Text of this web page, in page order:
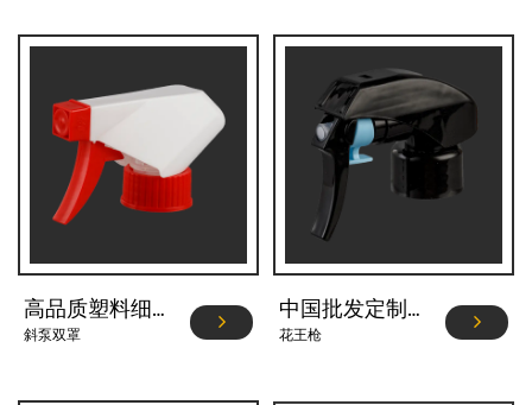
高品质塑料细喷扳机喷雾器28/400 28/410 YJ103-L-E1
斜泵双罩
中国批发定制24/410 28/410迷你塑料手动泵扳机喷雾器 YJ104-28
花王枪